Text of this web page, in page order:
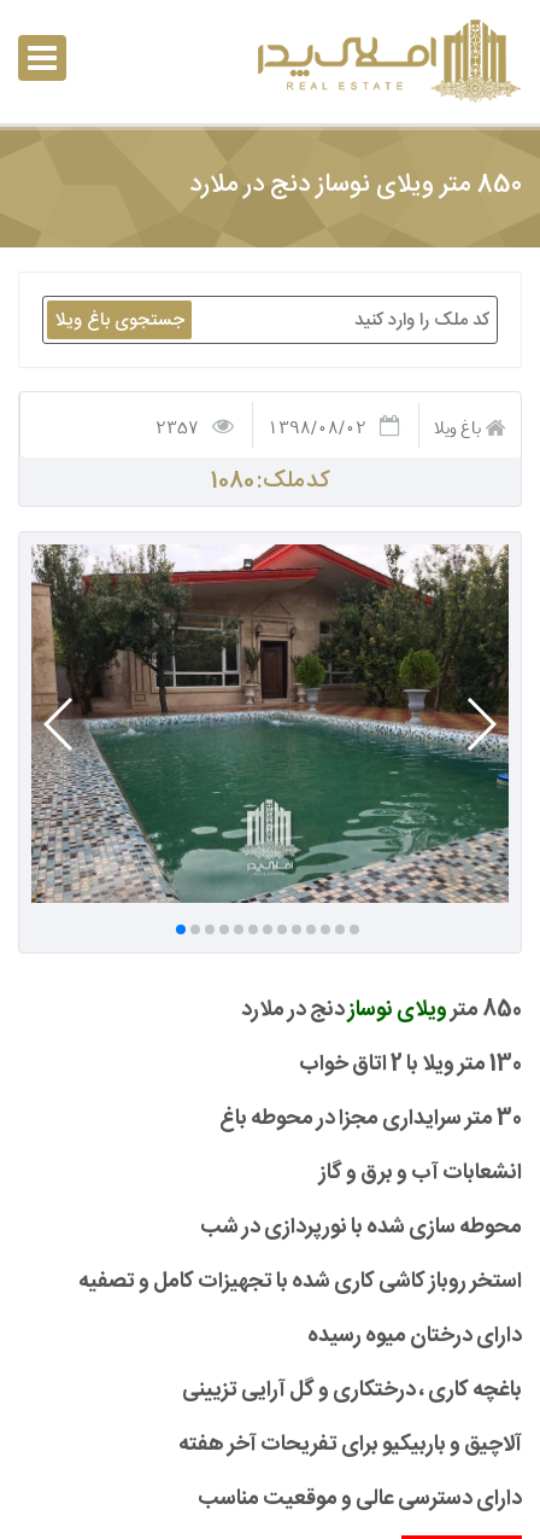
850 متر ویلای نوساز دنج در ملارد
جستجوی باغ ویلا
باغ ویلا
کد ملک: 1080
850 متر ویلای نوسازدنج در ملارد
130 متر ویلا با 2 اتاق خواب
30 متر سرایداری مجزا در محوطه باغ
انشعابات آب و برق و گاز
محوطه سازی شده با نورپردازی در شب
استخر روباز کاشی کاری شده با تجهیزات کامل و تصفیه
دارای درختان میوه رسیده
باغچه کاری ، درختکاری و گل آرایی تزیینی
آلاچیق و باربیکیو برای تفریحات آخر هفته
دارای دسترسی عالی و موقعیت مناسب